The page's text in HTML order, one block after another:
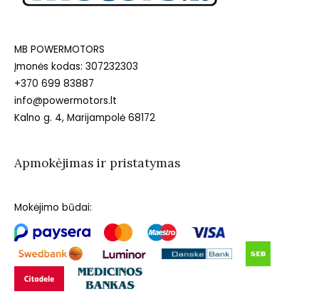
MB POWERMOTORS
Įmonės kodas: 307232303
+370 699 83887
info@powermotors.lt
Kalno g. 4, Marijampolė 68172
Apmokėjimas ir pristatymas
Mokėjimo būdai: